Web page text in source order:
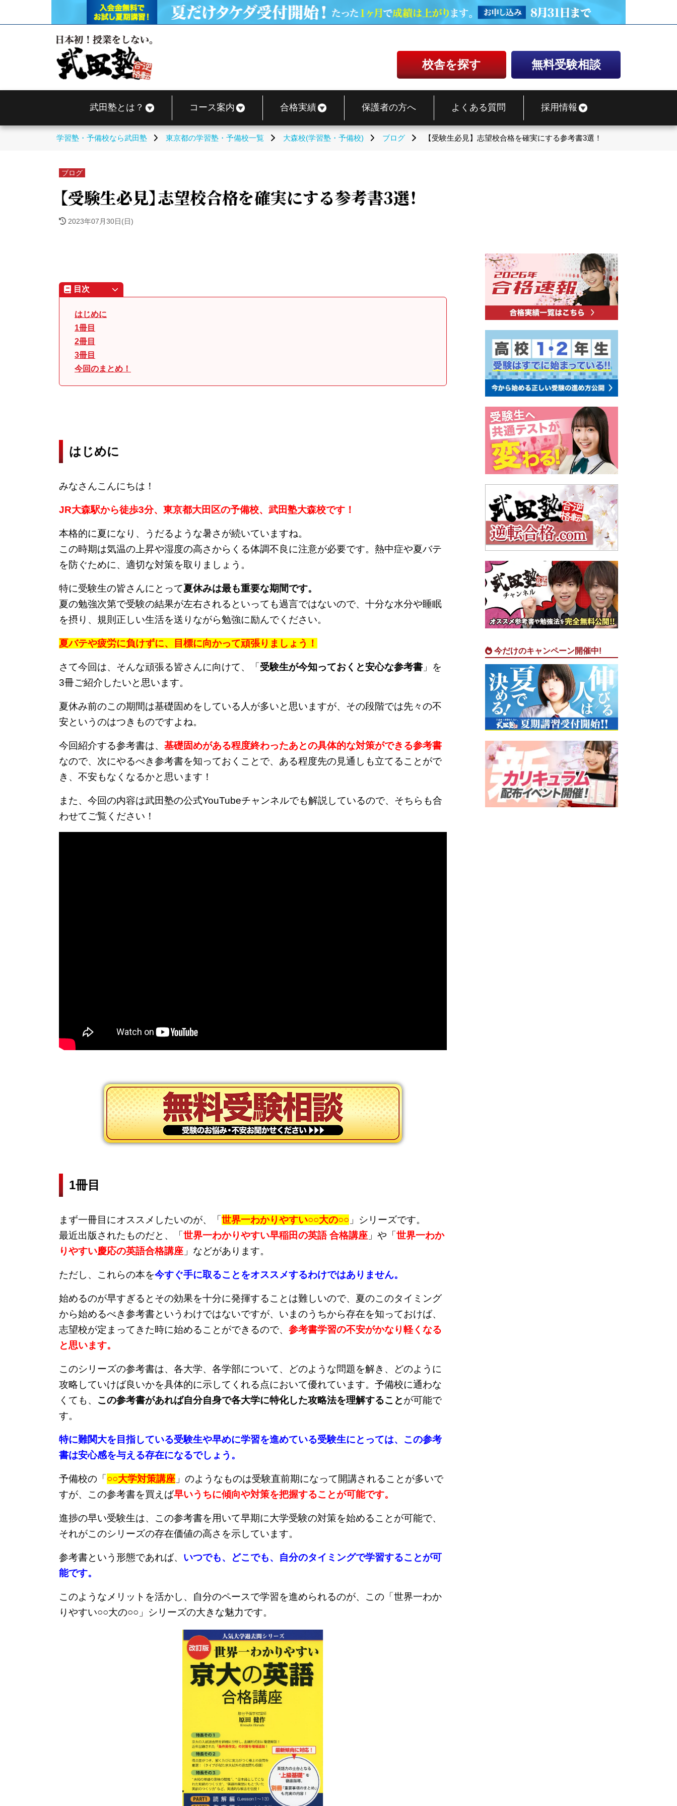
校舎を探す 無料受験相談
武田塾とは？ コース案内 合格実績 保護者の方へ よくある質問 採用情報
学習塾・予備校なら武田塾 東京都の学習塾・予備校一覧 大森校(学習塾・予備校) ブログ 【受験生必見】志望校合格を確実にする参考書3選！
ブログ
【受験生必見】志望校合格を確実にする参考書3選！
2023年07月30日(日)
目次
はじめに
1冊目
2冊目
3冊目
今回のまとめ！
はじめに
みなさんこんにちは！
JR大森駅から徒歩3分、東京都大田区の予備校、武田塾大森校です！
本格的に夏になり、うだるような暑さが続いていますね。
この時期は気温の上昇や湿度の高さからくる体調不良に注意が必要です。熱中症や夏バテ
を防ぐために、適切な対策を取りましょう。
特に受験生の皆さんにとって夏休みは最も重要な期間です。
夏の勉強次第で受験の結果が左右されるといっても過言ではないので、十分な水分や睡眠
を摂り、規則正しい生活を送りながら勉強に励んでください。
夏バテや疲労に負けずに、目標に向かって頑張りましょう！
さて今回は、そんな頑張る皆さんに向けて、「受験生が今知っておくと安心な参考書 」を
3冊ご紹介したいと思います。
夏休み前のこの期間は基礎固めをしている人が多いと思いますが、その段階では先々の不
安というのはつきものですよね。
今回紹介する参考書は、 基礎固めがある程度終わったあとの具体的な対策ができる参考書
なので、次にやるべき参考書を知っておくことで、ある程度先の見通しも立てることがで
き、不安もなくなるかと思います！
また、今回の内容は武田塾の公式YouTubeチャンネルでも解説しているので、そちらも合
わせてご覧ください！
1冊目
まず一冊目にオススメしたいのが、「 世界一わかりやすい○○大の○○ 」シリーズです。
最近出版されたものだと、「 世界一わかりやすい早稲田の英語 合格講座 」や「 世界一わか
りやすい慶応の英語合格講座 」などがあります。
ただし、これらの本を今すぐ手に取ることをオススメするわけではありません。
始めるのが早すぎるとその効果を十分に発揮することは難しいので、夏のこのタイミング
から始めるべき参考書というわけではないですが、いまのうちから存在を知っておけば、
志望校が定まってきた時に始めることができるので、 参考書学習の不安がかなり軽くなる
と思います。
このシリーズの参考書は、各大学、各学部について、どのような問題を解き、どのように
攻略していけば良いかを具体的に示してくれる点において優れています。予備校に通わな
くても、 この参考書があれば自分自身で各大学に特化した攻略法を理解することが可能で
す。
特に難関大を目指している受験生や早めに学習を進めている受験生にとっては、この参考
書は安心感を与える存在になるでしょう。
予備校の「 ○○大学対策講座 」のようなものは受験直前期になって開講されることが多いで
すが、この参考書を買えば早いうちに傾向や対策を把握することが可能です。
進捗の早い受験生は、この参考書を用いて早期に大学受験の対策を始めることが可能で、
それがこのシリーズの存在価値の高さを示しています。
参考書という形態であれば、 いつでも、どこでも、自分のタイミングで学習することが可
能です。
このようなメリットを活かし、自分のペースで学習を進められるのが、この「世界一わか
りやすい○○大の○○」シリーズの大きな魅力です。
今だけのキャンペーン開催中!